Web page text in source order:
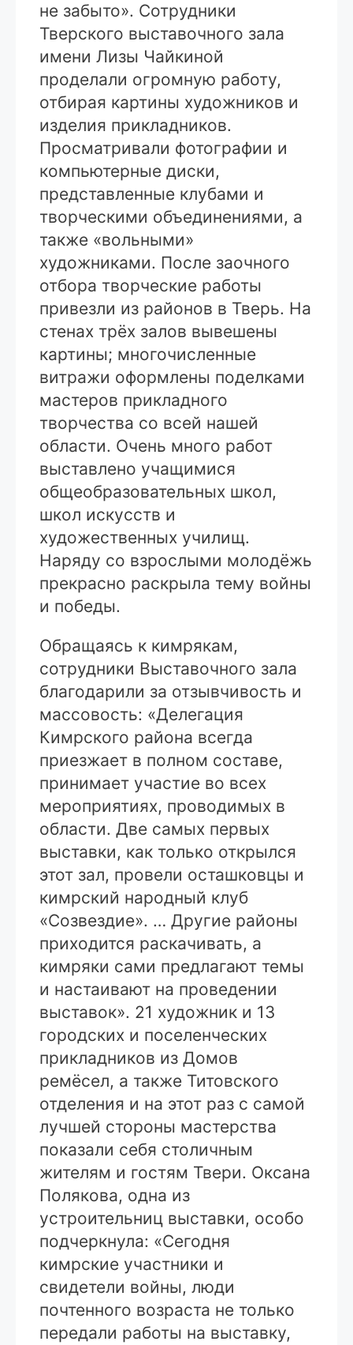
не забыто». Сотрудники
Тверского выставочного зала
имени Лизы Чайкиной
проделали огромную работу,
отбирая картины художников и
изделия прикладников.
Просматривали фотографии и
компьютерные диски,
представленные клубами и
творческими объединениями, а
также «вольными»
художниками. После заочного
отбора творческие работы
привезли из районов в Тверь. На
стенах трёх залов вывешены
картины; многочисленные
витражи оформлены поделками
мастеров прикладного
творчества со всей нашей
области. Очень много работ
выставлено учащимися
общеобразовательных школ,
школ искусств и
художественных училищ.
Наряду со взрослыми молодёжь
прекрасно раскрыла тему войны
и победы.
Обращаясь к кимрякам,
сотрудники Выставочного зала
благодарили за отзывчивость и
массовость: «Делегация
Кимрского района всегда
приезжает в полном составе,
принимает участие во всех
мероприятиях, проводимых в
области. Две самых первых
выставки, как только открылся
этот зал, провели осташковцы и
кимрский народный клуб
«Созвездие». … Другие районы
приходится раскачивать, а
кимряки сами предлагают темы
и настаивают на проведении
выставок». 21 художник и 13
городских и поселенческих
прикладников из Домов
ремёсел, а также Титовского
отделения и на этот раз с самой
лучшей стороны мастерства
показали себя столичным
жителям и гостям Твери. Оксана
Полякова, одна из
устроительниц выставки, особо
подчеркнула: «Сегодня
кимрские участники и
свидетели войны, люди
почтенного возраста не только
передали работы на выставку,